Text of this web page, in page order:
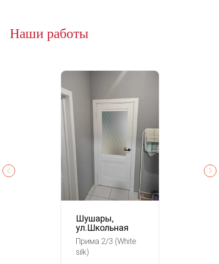
Наши работы
Шушары,
ул.Школьная
Прима 2/3 (White
silk)